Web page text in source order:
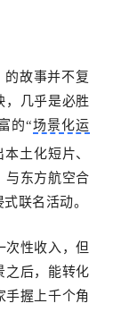
的故事并不复
几乎是必胜
的“场景化运
土化短片、
与东方航空合
联名活动。
次性收入，但
之后，能转化
手握上千个角